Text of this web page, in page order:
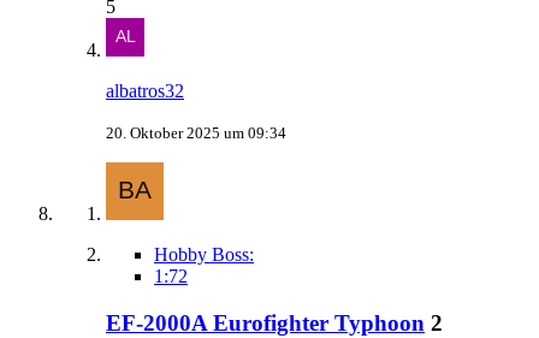
5
albatros32
20. Oktober 2025 um 09:34
Hobby Boss:
1:72
EF-2000A Eurofighter Typhoon 2